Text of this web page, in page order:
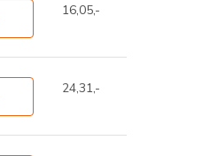
16,05,-
24,31,-